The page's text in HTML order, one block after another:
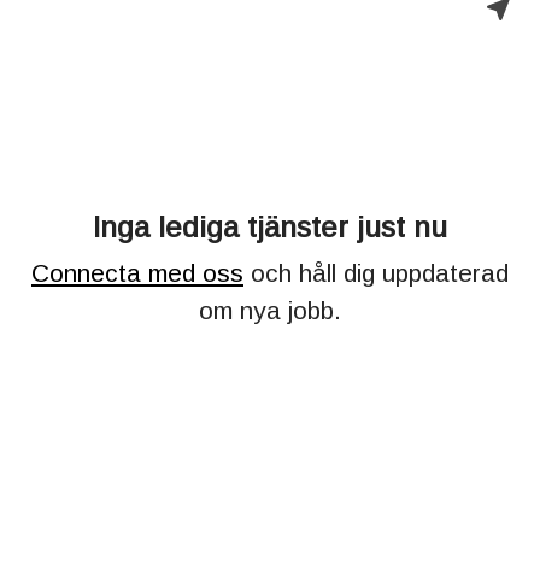
Inga lediga tjänster just nu
Connecta med oss och håll dig uppdaterad
om nya jobb.